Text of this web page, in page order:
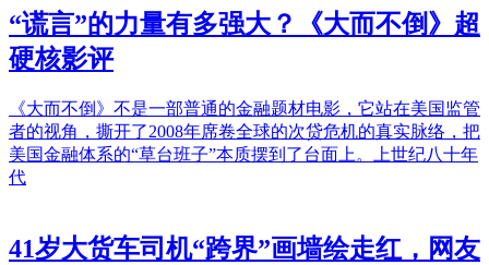
“谎言”的力量有多强大？《大而不倒》超
硬核影评
《大而不倒》不是一部普通的金融题材电影，它站在美国监管
者的视角，撕开了2008年席卷全球的次贷危机的真实脉络，把
美国金融体系的“草台班子”本质摆到了台面上。上世纪八十年
代
41岁大货车司机“跨界”画墙绘走红，网友